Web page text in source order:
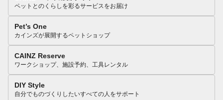
ペットとのくらしを彩るサービスをお届け
Pet’s One
カインズが展開するペットショップ
CAINZ Reserve
ワークショップ、施設予約、工具レンタル
DIY Style
自分でものづくりしたいすべての人をサポート